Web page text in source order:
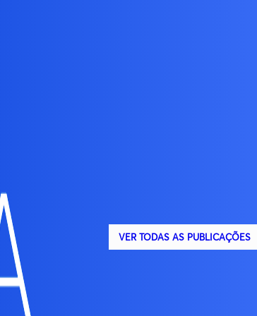
VER TODAS AS PUBLICAÇÕES